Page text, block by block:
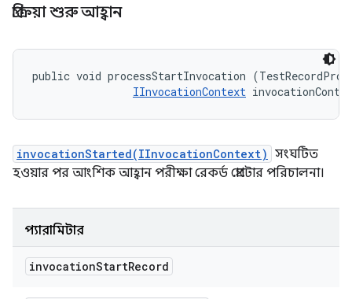
প্রক্রিয়া শুরু আহ্বান
public void processStartInvocation
IInvocationContext
invocationStarted(IInvocationContext) সংঘটিত
হওয়ার পর আংশিক আহ্বান পরীক্ষা রেকর্ড প্রোটোর পরিচালনা।
প্যারামিটার
invocationStartRecord